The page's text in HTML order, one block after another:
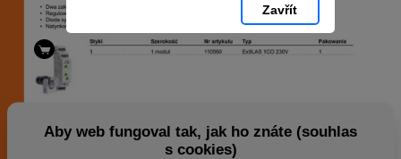
Zavřít
Aby web fungoval tak, jak ho znáte (souhlas
s cookies)